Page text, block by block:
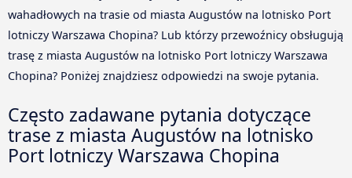
wahadłowych na trasie od miasta Augustów na lotnisko Port
lotniczy Warszawa Chopina? Lub którzy przewoźnicy obsługują
trasę z miasta Augustów na lotnisko Port lotniczy Warszawa
Chopina? Poniżej znajdziesz odpowiedzi na swoje pytania.
Często zadawane pytania dotyczące
trase z miasta Augustów na lotnisko
Port lotniczy Warszawa Chopina